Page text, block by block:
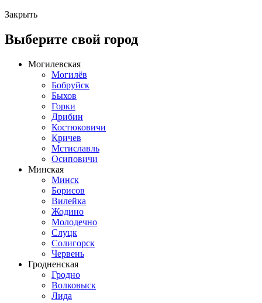
Закрыть
Выберите свой город
Могилевская
Могилёв
Бобруйск
Быхов
Горки
Дрибин
Костюковичи
Кричев
Мстиславль
Осиповичи
Минская
Минск
Борисов
Вилейка
Жодино
Молодечно
Слуцк
Солигорск
Червень
Гродненская
Гродно
Волковыск
Лида